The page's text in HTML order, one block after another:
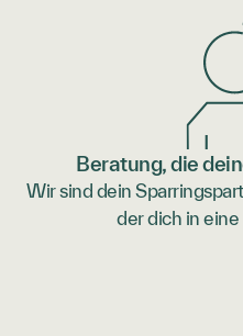
Beratung, die
Wir sind dein
der dich in